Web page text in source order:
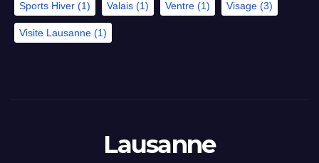
Sports Hiver (1) Valais (1) Ventre (1) Visage (3)
Visite Lausanne (1)
Lausanne